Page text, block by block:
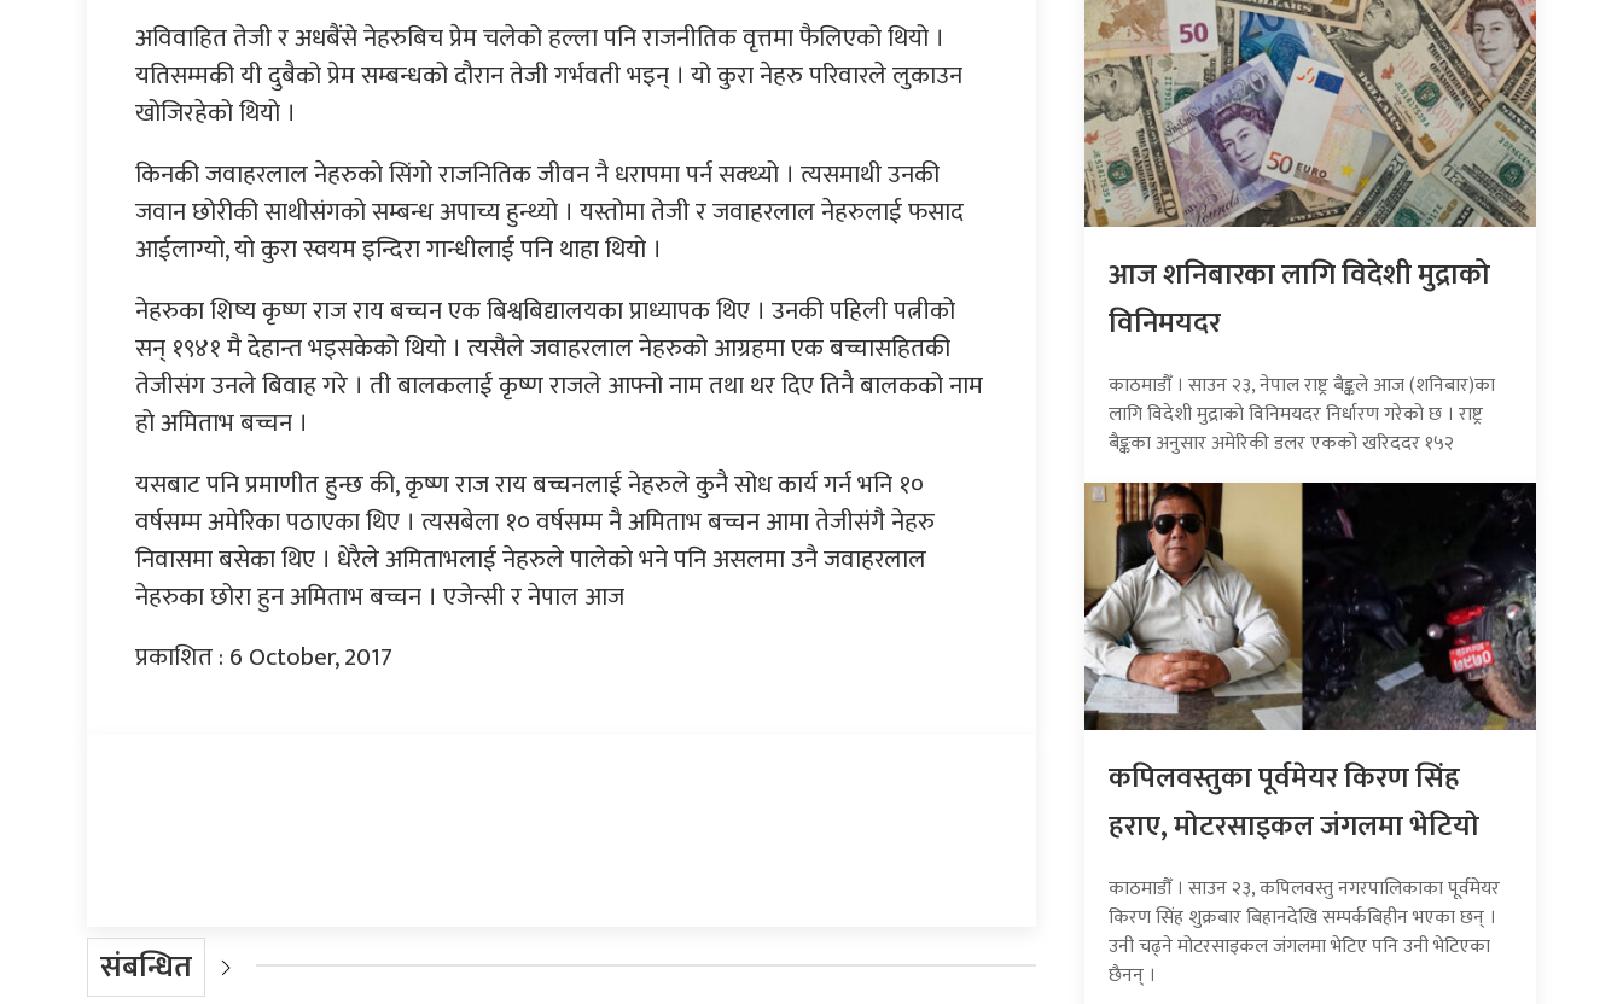
अविवाहित तेजी र अधबैंसे नेहरुबिच प्रेम चलेको हल्ला पनि राजनीतिक वृत्तमा फैलिएको थियो ।
यतिसम्मकी यी दुबैको प्रेम सम्बन्धको दौरान तेजी गर्भवती भइन् । यो कुरा नेहरु परिवारले लुकाउन
खोजिरहेको थियो ।
किनकी जवाहरलाल नेहरुको सिंगो राजनितिक जीवन नै धरापमा पर्न सक्थ्यो । त्यसमाथी उनकी
जवान छोरीकी साथीसंगको सम्बन्ध अपाच्य हुन्थ्यो । यस्तोमा तेजी र जवाहरलाल नेहरुलाई फसाद
आईलाग्यो, यो कुरा स्वयम इन्दिरा गान्धीलाई पनि थाहा थियो ।
नेहरुका शिष्य कृष्ण राज राय बच्चन एक बिश्वबिद्यालयका प्राध्यापक थिए । उनकी पहिली पत्नीको
सन् १९४१ मै देहान्त भइसकेको थियो । त्यसैले जवाहरलाल नेहरुको आग्रहमा एक बच्चासहितकी
तेजीसंग उनले बिवाह गरे । ती बालकलाई कृष्ण राजले आफ्नो नाम तथा थर दिए तिनै बालकको नाम
हो अमिताभ बच्चन ।
यसबाट पनि प्रमाणीत हुन्छ की, कृष्ण राज राय बच्चनलाई नेहरुले कुनै सोध कार्य गर्न भनि १०
वर्षसम्म अमेरिका पठाएका थिए । त्यसबेला १० वर्षसम्म नै अमिताभ बच्चन आमा तेजीसंगै नेहरु
निवासमा बसेका थिए । धेरैले अमिताभलाई नेहरुले पालेको भने पनि असलमा उनै जवाहरलाल
नेहरुका छोरा हुन अमिताभ बच्चन । एजेन्सी र नेपाल आज
प्रकाशित : 6 October, 2017
संबन्धित
आज शनिबारका लागि विदेशी मुद्राको
विनिमयदर
काठमाडौँ । साउन २३, नेपाल राष्ट्र बैङ्कले आज (शनिबार)का
लागि विदेशी मुद्राको विनिमयदर निर्धारण गरेको छ । राष्ट्र
बैङ्कका अनुसार अमेरिकी डलर एकको खरिददर १५२
कपिलवस्तुका पूर्वमेयर किरण सिंह
हराए, माेटरसाइकल जंगलमा भेटियाे
काठमाडौँ । साउन २३, कपिलवस्तु नगरपालिकाका पूर्वमेयर
किरण सिंह शुक्रबार बिहानदेखि सम्पर्कबिहीन भएका छन् ।
उनी चढ्ने मोटरसाइकल जंगलमा भेटिए पनि उनी भेटिएका
छैनन् ।